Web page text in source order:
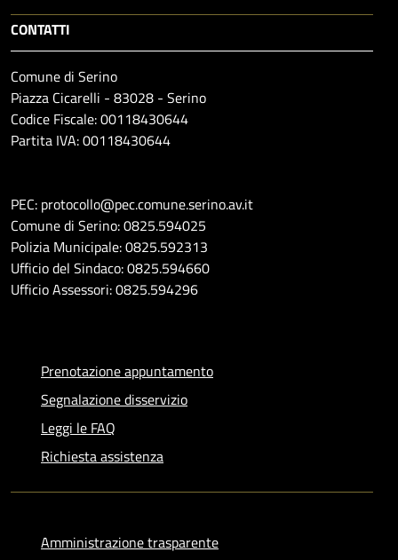
CONTATTI
Comune di Serino
Piazza Cicarelli - 83028 - Serino
Codice Fiscale: 00118430644
Partita IVA: 00118430644
PEC: protocollo@pec.comune.serino.av.it
Comune di Serino: 0825.594025
Polizia Municipale: 0825.592313
Ufficio del Sindaco: 0825.594660
Ufficio Assessori: 0825.594296
Prenotazione appuntamento
Segnalazione disservizio
Leggi le FAQ
Richiesta assistenza
Amministrazione trasparente